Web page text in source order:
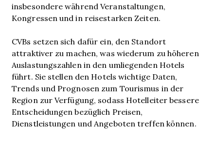
insbesondere während Veranstaltungen,
Kongressen und in reisestarken Zeiten.
CVBs setzen sich dafür ein, den Standort
attraktiver zu machen, was wiederum zu höheren
Auslastungszahlen in den umliegenden Hotels
führt. Sie stellen den Hotels wichtige Daten,
Trends und Prognosen zum Tourismus in der
Region zur Verfügung, sodass Hotelleiter bessere
Entscheidungen bezüglich Preisen,
Dienstleistungen und Angeboten treffen können.